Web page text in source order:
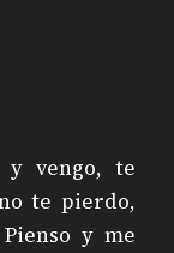
y vengo, te
te pierdo,
y me